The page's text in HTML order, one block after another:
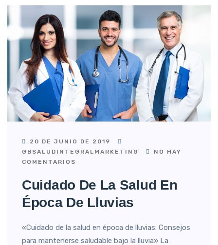
20 DE JUNIO DE 2019
GBSALUDINTEGRALMARKETING
NO HAY
COMENTARIOS
Cuidado De La Salud En
Época De Lluvias
«Cuidado de la salud en época de lluvias: Consejos
para mantenerse saludable bajo la lluvia» La